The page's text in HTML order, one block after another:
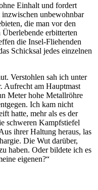
Einhalt und fordert
unbewohnbar
die man vor den
erbitterten
die Insel-Fliehenden
Schicksal jedes einzelnen
Verstohlen sah ich unter
Aufrecht am Hauptmast
Meter hohe Metallröhre
Ich kam nicht
hatte, mehr als es der
schweren Kampfstiefel
ihrer Haltung heraus, las
Die Wut darüber,
haben. Oder bildete ich es
eigenen?“